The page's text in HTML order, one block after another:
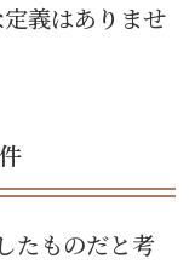
義はありませ
たものだと考